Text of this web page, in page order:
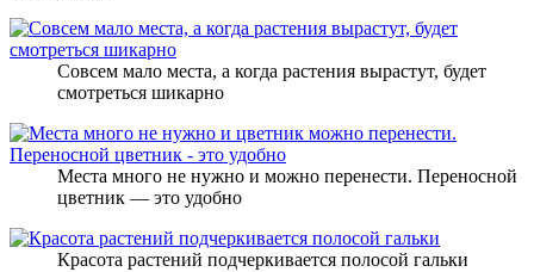
Совсем мало места, а когда растения вырастут, будет
смотреться шикарно
Места много не нужно и можно перенести. Переносной
цветник — это удобно
Красота растений подчеркивается полосой гальки